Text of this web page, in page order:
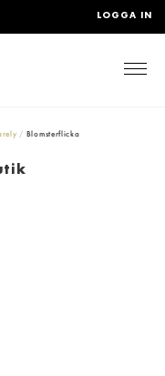
LOGGA IN
Blomsterflicka